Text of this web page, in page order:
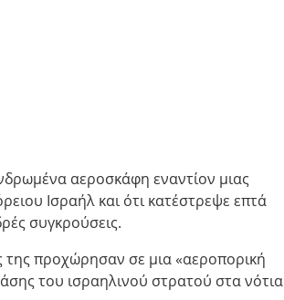
αεροσκάφη εναντίον μιας
Ισραήλ και ότι κατέστρεψε επτά
συγκρούσεις.
της προχώρησαν σε μια «αεροπορική
του ισραηλινού στρατού στα νότια